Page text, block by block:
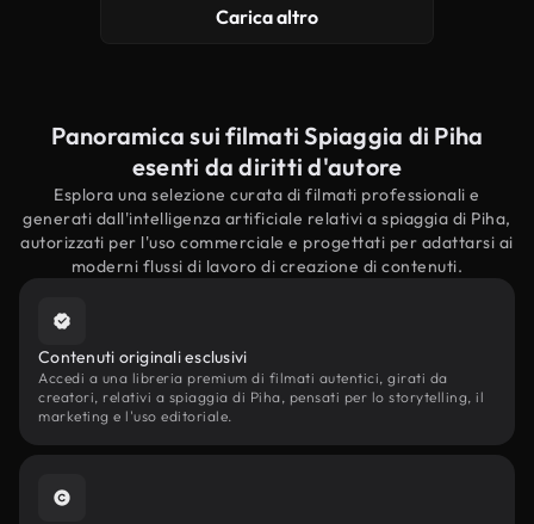
Carica altro
Panoramica sui filmati Spiaggia di Piha
esenti da diritti d'autore
Esplora una selezione curata di filmati professionali e
generati dall'intelligenza artificiale relativi a spiaggia di Piha,
autorizzati per l'uso commerciale e progettati per adattarsi ai
moderni flussi di lavoro di creazione di contenuti.
Contenuti originali esclusivi
Accedi a una libreria premium di filmati autentici, girati da
creatori, relativi a spiaggia di Piha, pensati per lo storytelling, il
marketing e l'uso editoriale.